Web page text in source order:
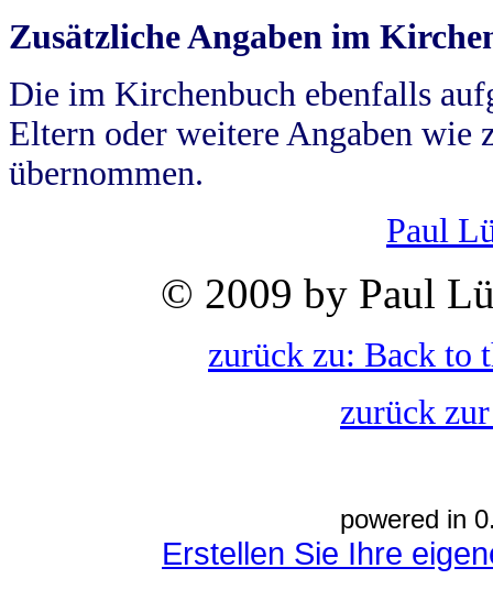
Zusätzliche Angaben im
Die im Kirchenbuch ebenfalls
Eltern oder weitere Angaben wie
übernommen.
Paul
© 2009 by Paul
zurück zu: Back to
zurück
powered in
Erstellen Sie Ihre